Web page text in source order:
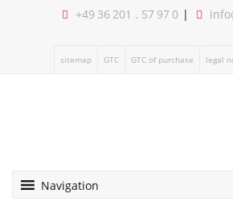
+49 36 201 . 57 97 0
sitemap GTC GTC of purchase legal
Navigation